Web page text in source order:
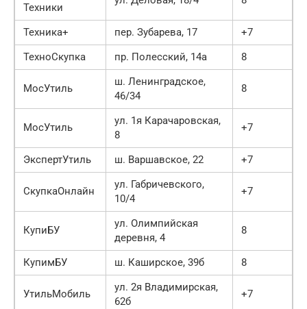
Техники
Техника+ пер. Зубарева, 17
+7
ТехноСкупка
пр. Полесский, 14а 8
МосУтиль
ш. Ленинградское,
46/34
8
МосУтиль
ул. 1я Карачаровская,
8
+7
ЭкспертУтиль ш. Варшавское, 22 +7
СкупкаОнлайн
ул. Габричевского,
10/4
+7
КупиБУ
ул. Олимпийская
деревня, 4
8
КупимБУ ш. Каширское, 39б 8
УтильМобиль
ул. 2я Владимирская,
62б
+7